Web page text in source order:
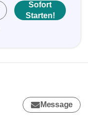
Sofort
Starten!
Message